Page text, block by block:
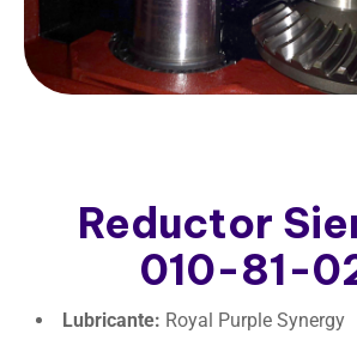
Reductor
010-81-
Lubricante: Royal Purple Synergy